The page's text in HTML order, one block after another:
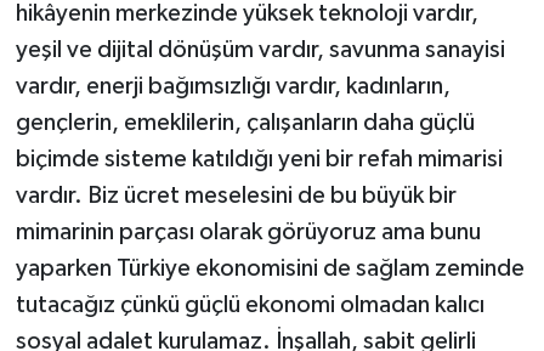
hikâyenin merkezinde yüksek teknoloji vardır,
yeşil ve dijital dönüşüm vardır, savunma sanayisi
vardır, enerji bağımsızlığı vardır, kadınların,
gençlerin, emeklilerin, çalışanların daha güçlü
biçimde sisteme katıldığı yeni bir refah mimarisi
vardır. Biz ücret meselesini de bu büyük bir
mimarinin parçası olarak görüyoruz ama bunu
yaparken Türkiye ekonomisini de sağlam zeminde
tutacağız çünkü güçlü ekonomi olmadan kalıcı
sosyal adalet kurulamaz. İnşallah, sabit gelirli